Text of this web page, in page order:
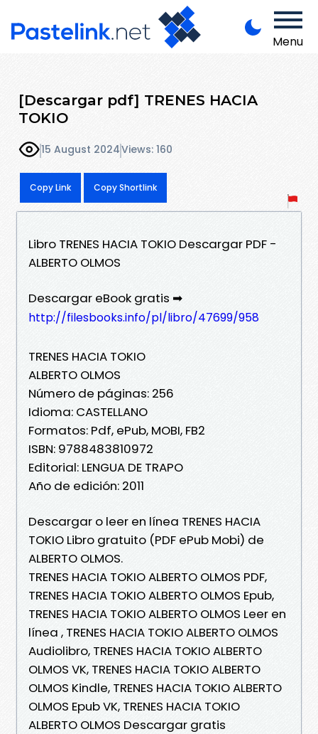
Menu
[Descargar pdf] TRENES HACIA
TOKIO
15 August 2024Views: 160
Copy Link Copy Shortlink
Libro TRENES HACIA TOKIO Descargar PDF -
ALBERTO OLMOS
Descargar eBook gratis ➡
http://filesbooks.info/pl/libro/47699/958
TRENES HACIA TOKIO
ALBERTO OLMOS
Número de páginas: 256
Idioma: CASTELLANO
Formatos: Pdf, ePub, MOBI, FB2
ISBN: 9788483810972
Editorial: LENGUA DE TRAPO
Año de edición: 2011
Descargar o leer en línea TRENES HACIA
TOKIO Libro gratuito (PDF ePub Mobi) de
ALBERTO OLMOS.
TRENES HACIA TOKIO ALBERTO OLMOS PDF,
TRENES HACIA TOKIO ALBERTO OLMOS Epub,
TRENES HACIA TOKIO ALBERTO OLMOS Leer en
línea , TRENES HACIA TOKIO ALBERTO OLMOS
Audiolibro, TRENES HACIA TOKIO ALBERTO
OLMOS VK, TRENES HACIA TOKIO ALBERTO
OLMOS Kindle, TRENES HACIA TOKIO ALBERTO
OLMOS Epub VK, TRENES HACIA TOKIO
ALBERTO OLMOS Descargar gratis